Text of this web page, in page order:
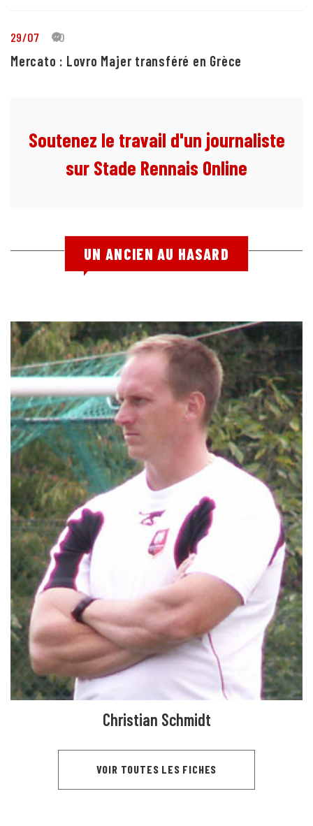
29/07 10
Mercato : Lovro Majer transféré en Grèce
Soutenez le travail d'un journaliste
sur Stade Rennais Online
UN ANCIEN AU HASARD
Christian Schmidt
VOIR TOUTES LES FICHES